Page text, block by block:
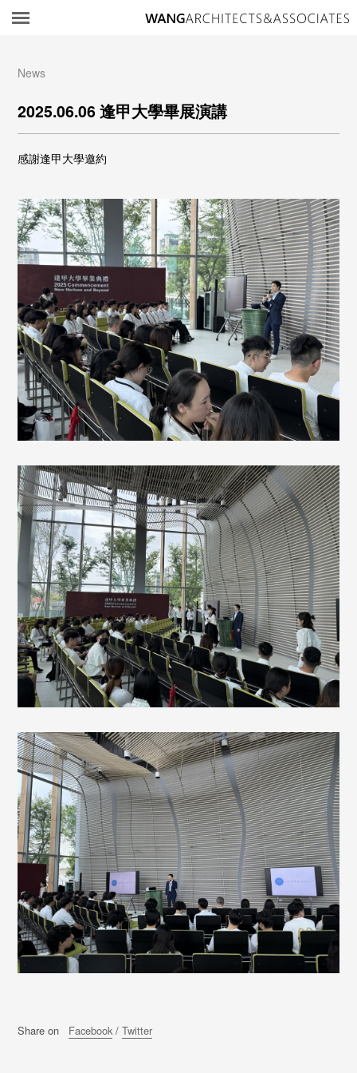
News
2025.06.06 逢甲大學畢展演講
感謝逢甲大學邀約
Share on Facebook/Twitter